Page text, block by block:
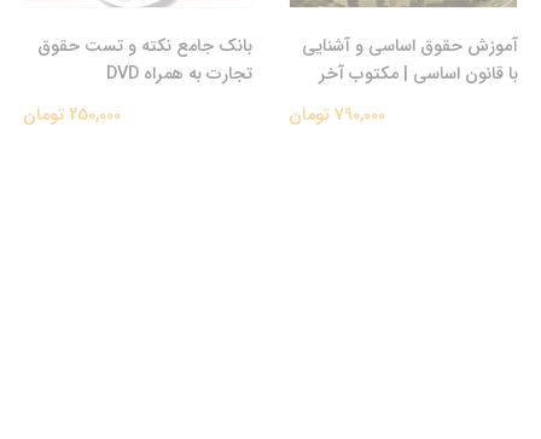
آموزش حقوق اساسی و آشنایی
با قانون اساسی | مکتوب آخر
790,000 تومان
بانک جامع نکته و تست حقوق
تجارت به همراه DVD
250,000 تومان